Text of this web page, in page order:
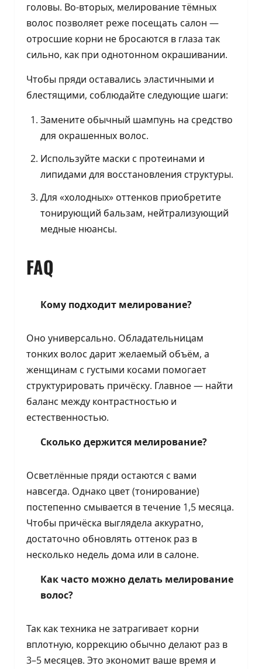
головы. Во-вторых, мелирование тёмных
волос позволяет реже посещать салон —
отросшие корни не бросаются в глаза так
сильно, как при однотонном окрашивании.
Чтобы пряди оставались эластичными и
блестящими, соблюдайте следующие шаги:
Замените обычный шампунь на средство
для окрашенных волос.
Используйте маски с протеинами и
липидами для восстановления структуры.
Для «холодных» оттенков приобретите
тонирующий бальзам, нейтрализующий
медные нюансы.
FAQ
Кому подходит мелирование?
Оно универсально. Обладательницам
тонких волос дарит желаемый объём, а
женщинам с густыми косами помогает
структурировать причёску. Главное — найти
баланс между контрастностью и
естественностью.
Сколько держится мелирование?
Осветлённые пряди остаются с вами
навсегда. Однако цвет (тонирование)
постепенно смывается в течение 1,5 месяца.
Чтобы причёска выглядела аккуратно,
достаточно обновлять оттенок раз в
несколько недель дома или в салоне.
Как часто можно делать мелирование
волос?
Так как техника не затрагивает корни
вплотную, коррекцию обычно делают раз в
3–5 месяцев. Это экономит ваше время и